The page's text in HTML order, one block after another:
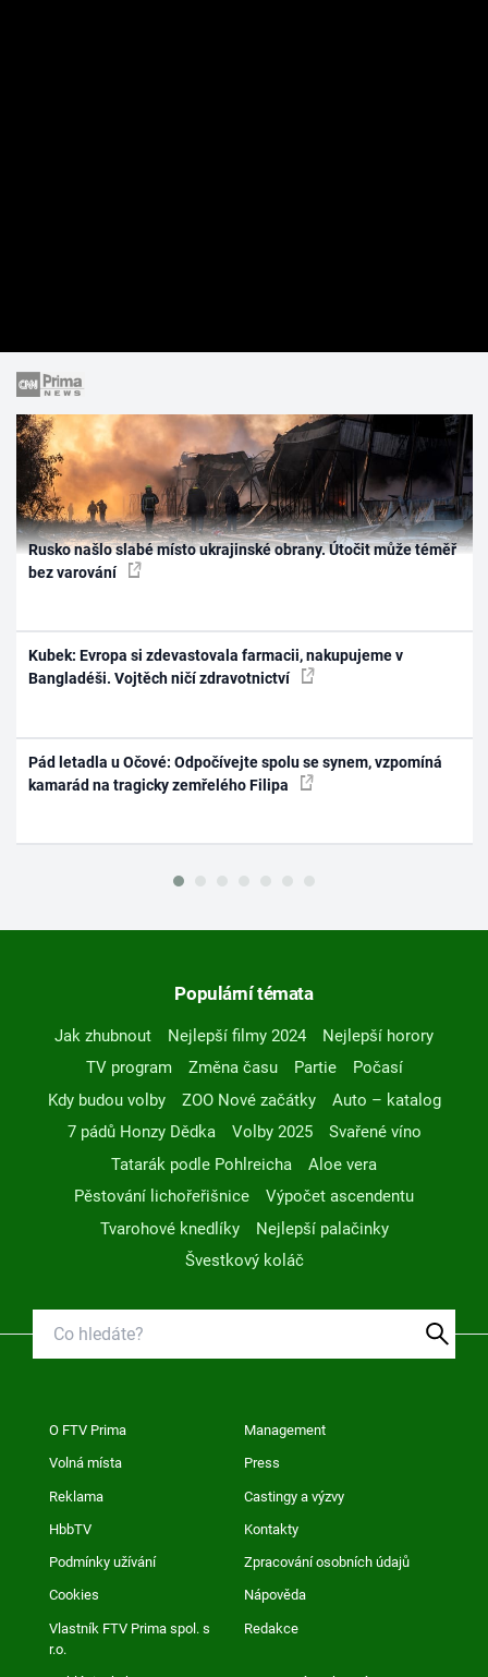
Rusko našlo slabé místo ukrajinské obrany. Útočit může téměř
bez varování
Kubek: Evropa si zdevastovala farmacii, nakupujeme v
Bangladéši. Vojtěch ničí zdravotnictví
Pád letadla u Očové: Odpočívejte spolu se synem, vzpomíná
kamarád na tragicky zemřelého Filipa
Populární témata
Jak zhubnout Nejlepší filmy 2024
Nejlepší horory
TV program
Změna času Partie
Počasí
Kdy budou volby
ZOO Nové začátky
Auto – katalog
7 pádů Honzy Dědka
Volby 2025
Svařené víno
Tatarák podle Pohlreicha
Aloe vera
Pěstování lichořeřišnice
Výpočet ascendentu
Tvarohové knedlíky
Nejlepší palačinky
Švestkový koláč
O FTV Prima Management
Volná místa Press
Reklama Castingy a výzvy
HbbTV Kontakty
Podmínky užívání Zpracování osobních údajů
Cookies Nápověda
Vlastník FTV Prima spol. s
r.o.
Redakce